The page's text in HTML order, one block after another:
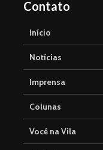
Contato
Início
Notícias
Imprensa
Colunas
Você na Vila